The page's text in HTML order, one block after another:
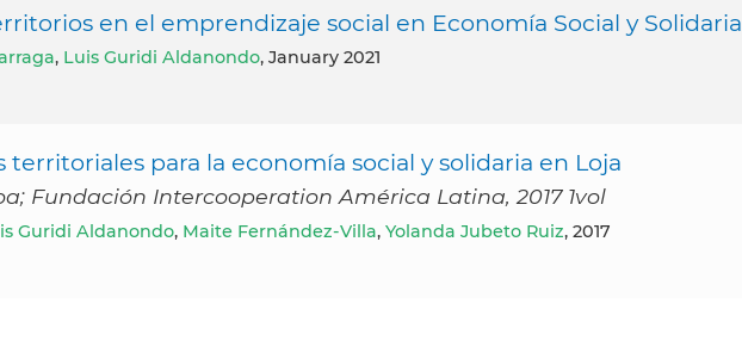
en el emprendizaje social en Economía Social y Solidaria
, Luis Guridi Aldanondo, January 2021
territoriales para la economía social y solidaria en Loja
Fundación Intercooperation América Latina, 2017 1vol
Guridi Aldanondo, Maite Fernández-Villa, Yolanda Jubeto Ruiz, 2017